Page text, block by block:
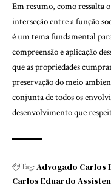
Em resumo, como ressalta
interseção entre a função
é um tema fundamental
compreensão e aplicação
que as propriedades
preservação do meio
conjunta de todos os
desenvolvimento que
Tag:Advogado Carlos
Carlos Eduardo